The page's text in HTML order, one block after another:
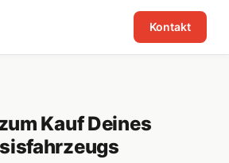
Kontakt
Kauf Deines